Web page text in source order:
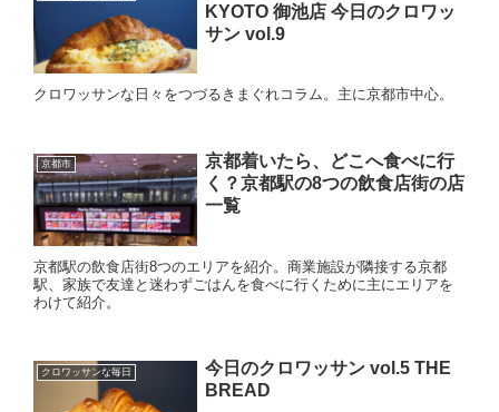
KYOTO 御池店 今日のクロワッ
サン vol.9
クロワッサンな日々をつづるきまぐれコラム。主に京都市中心。
京都市
京都着いたら、どこへ食べに行
く？京都駅の8つの飲食店街の店
一覧
京都駅の飲食店街8つのエリアを紹介。商業施設が隣接する京都
駅、家族で友達と迷わずごはんを食べに行くために主にエリアを
わけて紹介。
クロワッサンな毎日
今日のクロワッサン vol.5 THE
BREAD